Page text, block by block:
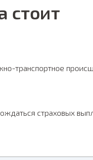
стоит
транспортное
страховых